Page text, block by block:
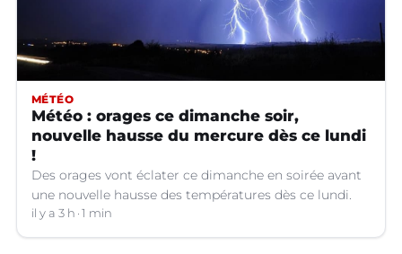
MÉTÉO
Météo : orages ce dimanche soir,
nouvelle hausse du mercure dès ce lundi
!
Des orages vont éclater ce dimanche en soirée avant
une nouvelle hausse des températures dès ce lundi.
il y a 3 h 1 min